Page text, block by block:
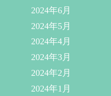
2024年6月
2024年5月
2024年4月
2024年3月
2024年2月
2024年1月